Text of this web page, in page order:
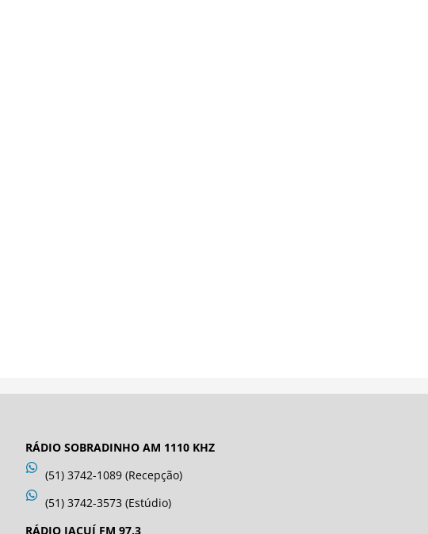
RÁDIO SOBRADINHO AM 1110 KHZ
(51) 3742-1089 (Recepção)
(51) 3742-3573 (Estúdio)
RÁDIO JACUÍ FM 97,3